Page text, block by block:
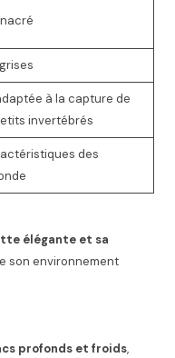
à la capture de
invertébrés
des
élégante et sa
son environnement
profonds et froids,